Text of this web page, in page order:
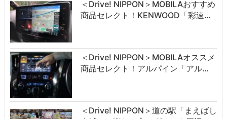
＜Drive! NIPPON＞MOBILAおすすめ
商品セレクト！KENWOOD「彩速…
＜Drive! NIPPON＞MOBILAオススメ
商品セレクト！アルパイン「アル…
＜Drive! NIPPON＞道の駅「まえばし